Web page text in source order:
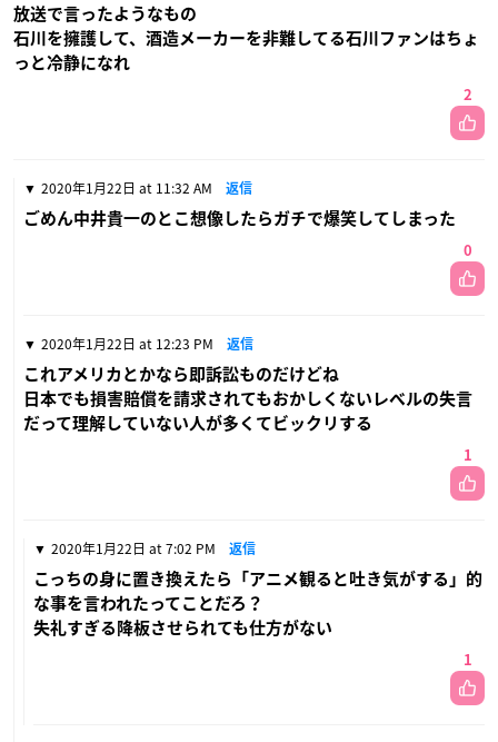
放送で言ったようなもの
石川を擁護して、酒造メーカーを非難してる石川ファンはちょ
っと冷静になれ
2
2020年1月22日 at 11:32 AM 返信
ごめん中井貴一のとこ想像したらガチで爆笑してしまった
0
2020年1月22日 at 12:23 PM 返信
これアメリカとかなら即訴訟ものだけどね
日本でも損害賠償を請求されてもおかしくないレベルの失言
だって理解していない人が多くてビックリする
1
2020年1月22日 at 7:02 PM 返信
こっちの身に置き換えたら「アニメ観ると吐き気がする」的
な事を言われたってことだろ？
失礼すぎる降板させられても仕方がない
1